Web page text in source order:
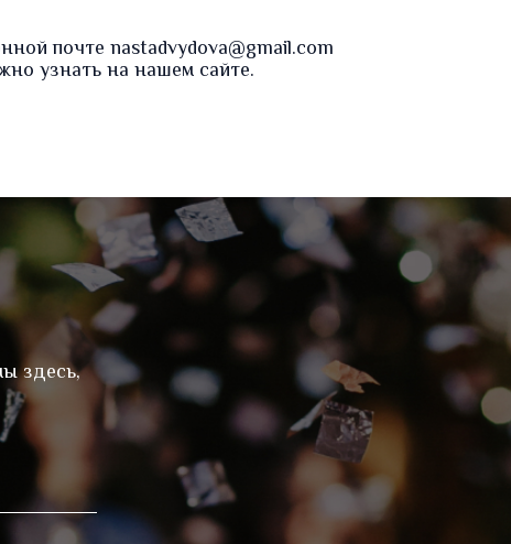
почте nastadvydova@gmail.com
узнать на нашем сайте.
здесь,